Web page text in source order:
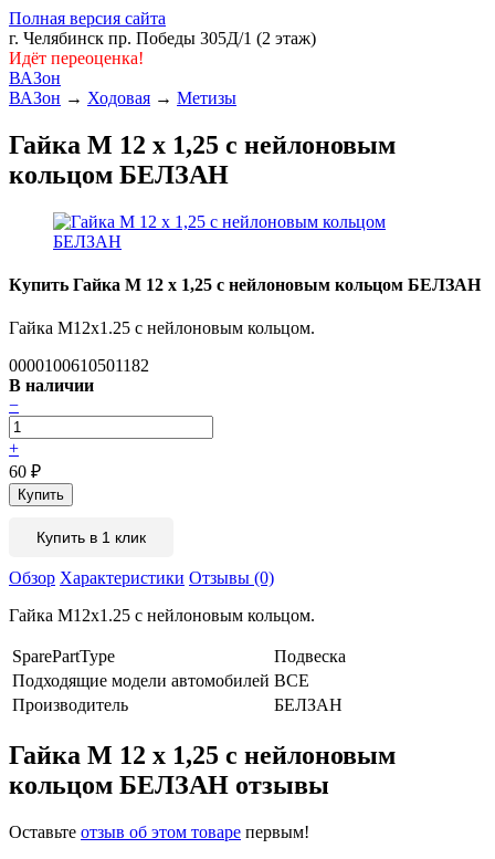
Полная версия сайта
г. Челябинск пр. Победы 305Д/1 (2 этаж)
Идёт переоценка!
ВАЗон
ВАЗон → Ходовая → Метизы
Гайка М 12 х 1,25 с нейлоновым
кольцом БЕЛЗАН
Купить Гайка М 12 х 1,25 с нейлоновым кольцом БЕЛЗАН
Гайка M12x1.25 с нейлоновым кольцом.
0000100610501182
В наличии
−
+
60 ₽
Купить в 1 клик
Обзор Характеристики Отзывы (0)
Гайка M12x1.25 с нейлоновым кольцом.
SparePartType
Подвеска
Подходящие модели автомобилей ВСЕ
Производитель
БЕЛЗАН
Гайка М 12 х 1,25 с нейлоновым
кольцом БЕЛЗАН отзывы
Оставьте отзыв об этом товаре первым!